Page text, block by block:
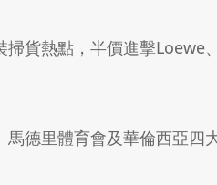
貨熱點，半價進擊Loewe
德里體育會及華倫西亞四